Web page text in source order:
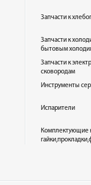
Запчасти к
Запчасти к
бытовым
Запчасти к
сковородам
Инструменты
Испарители
Комплектующие